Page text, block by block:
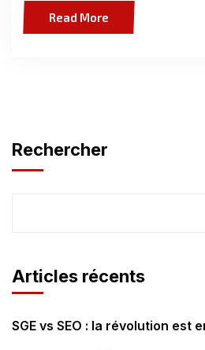
Read More
Rechercher
Articles récents
SGE vs SEO : la révolution est